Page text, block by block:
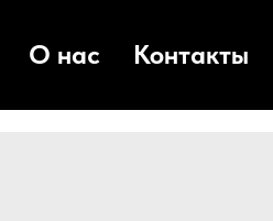
О нас Контакты